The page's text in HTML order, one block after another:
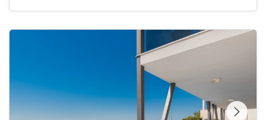
Guardate l'intera
galleria sulla